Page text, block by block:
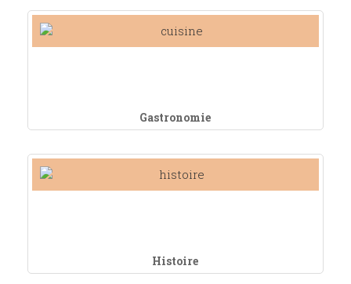
Gastronomie
Histoire